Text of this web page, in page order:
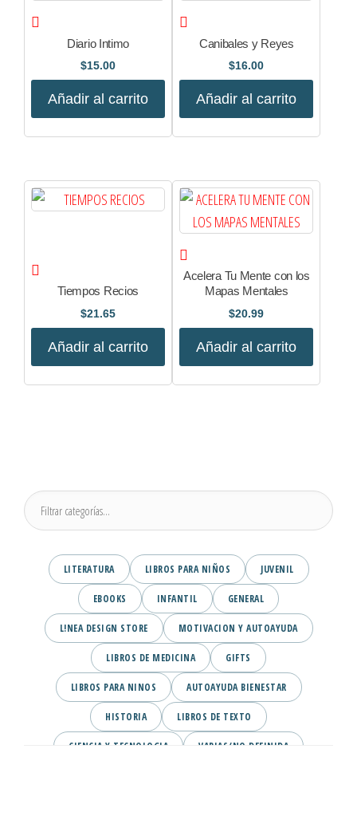
Diario Intimo
$15.00
Añadir al carrito
Canibales y Reyes
$16.00
Añadir al carrito
Tiempos Recios
$21.65
Añadir al carrito
Acelera Tu Mente con los
Mapas Mentales
$20.99
Añadir al carrito
LITERATURA LIBROS PARA NIÑOS JUVENIL
EBOOKS INFANTIL GENERAL
L!NEA DESIGN STORE MOTIVACION Y AUTOAYUDA
LIBROS DE MEDICINA GIFTS
LIBROS PARA NINOS AUTOAYUDA BIENESTAR
HISTORIA LIBROS DE TEXTO
CIENCIA Y TECNOLOGIA VARIAS/NO DEFINIDA